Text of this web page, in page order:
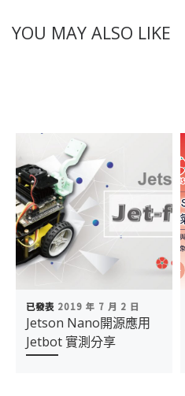
YOU MAY ALSO LIKE
已發表 2019 年 7 月 2 日
Jetson Nano開源應用
Jetbot 實測分享